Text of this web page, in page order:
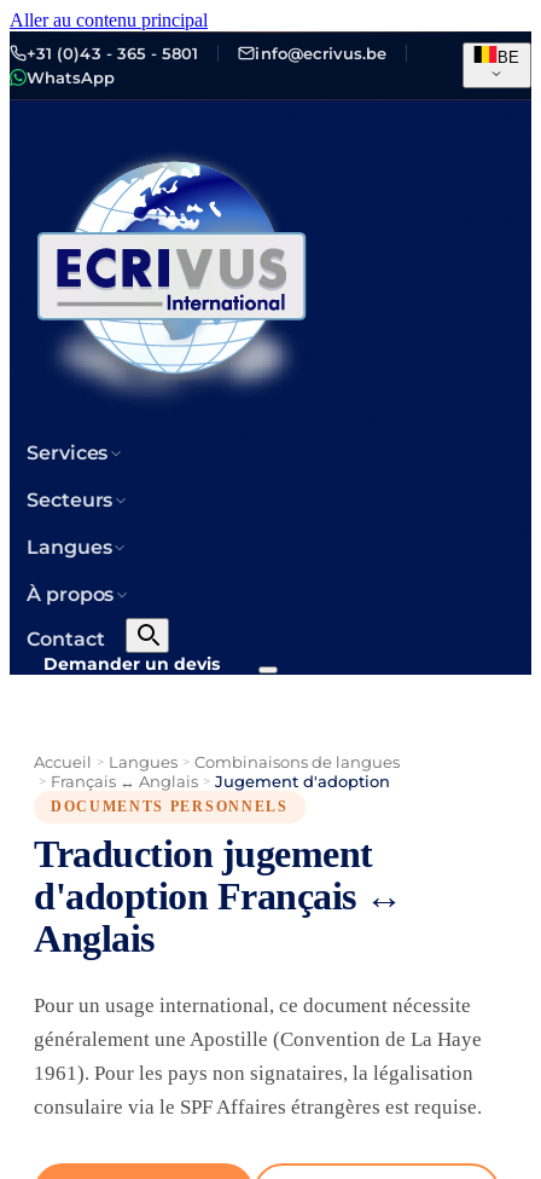
Aller au contenu principal
+31 (0)43 - 365 - 5801
info@ecrivus.be
WhatsApp
BE
Services
Secteurs
Langues
À propos
Contact
Demander un devis
Accueil > Langues > Combinaisons de langues
> Français ↔ Anglais > Jugement d'adoption
DOCUMENTS PERSONNELS
Traduction jugement
d'adoption Français ↔
Anglais
Pour un usage international, ce document nécessite
généralement une Apostille (Convention de La Haye
1961). Pour les pays non signataires, la légalisation
consulaire via le SPF Affaires étrangères est requise.